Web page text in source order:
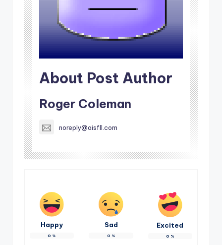
About Post Author
Roger Coleman
noreply@aisfll.com
Happy
0 %
Sad
0 %
Excited
0 %